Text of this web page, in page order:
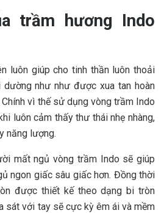
trầm hương Indo
luôn giúp cho tinh thần luôn thoải
như như được xua tan hoàn
vì thế sử dụng vòng trầm Indo
luôn cảm thấy thư thái nhẹ nhàng,
năng lượng.
mất ngủ vòng trầm Indo sẽ giúp
ngon giấc sâu giấc hơn. Đồng thời
được thiết kế theo dạng bi tròn
sát với tay sẽ cực kỳ êm ái và mềm